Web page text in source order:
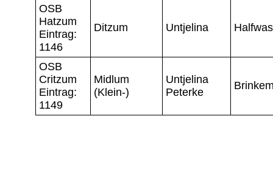
OSB
Hatzum
Eintrag:
1146
Ditzum Untjelina
OSB
Critzum
Eintrag:
1149
Midlum
(Klein-)
Untjelina
Peterke